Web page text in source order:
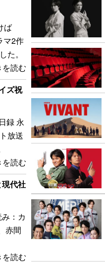
ば
マ2作
た。
を読む
ズ祝
録 永
放送
を読む
代社
：カ
赤間
を読む